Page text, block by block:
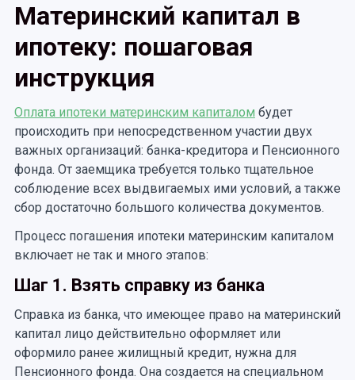
Материнский капитал в
ипотеку: пошаговая
инструкция
Оплата ипотеки материнским капиталом будет
происходить при непосредственном участии двух
важных организаций: банка-кредитора и Пенсионного
фонда. От заемщика требуется только тщательное
соблюдение всех выдвигаемых ими условий, а также
сбор достаточно большого количества документов.
Процесс погашения ипотеки материнским капиталом
включает не так и много этапов:
Шаг 1. Взять справку из банка
Справка из банка, что имеющее право на материнский
капитал лицо действительно оформляет или
оформило ранее жилищный кредит, нужна для
Пенсионного фонда. Она создается на специальном